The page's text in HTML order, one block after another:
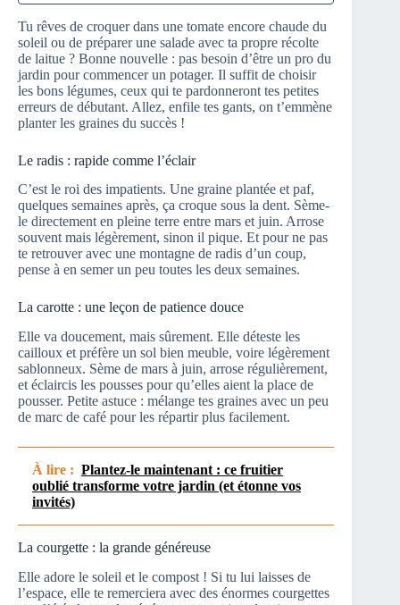
Tu rêves de croquer dans une tomate encore chaude du
soleil ou de préparer une salade avec ta propre récolte
de laitue ? Bonne nouvelle : pas besoin d’être un pro du
jardin pour commencer un potager. Il suffit de choisir
les bons légumes, ceux qui te pardonneront tes petites
erreurs de débutant. Allez, enfile tes gants, on t’emmène
planter les graines du succès !
Le radis : rapide comme l’éclair
C’est le roi des impatients. Une graine plantée et paf,
quelques semaines après, ça croque sous la dent. Sème-
le directement en pleine terre entre mars et juin. Arrose
souvent mais légèrement, sinon il pique. Et pour ne pas
te retrouver avec une montagne de radis d’un coup,
pense à en semer un peu toutes les deux semaines.
La carotte : une leçon de patience douce
Elle va doucement, mais sûrement. Elle déteste les
cailloux et préfère un sol bien meuble, voire légèrement
sablonneux. Sème de mars à juin, arrose régulièrement,
et éclaircis les pousses pour qu’elles aient la place de
pousser. Petite astuce : mélange tes graines avec un peu
de marc de café pour les répartir plus facilement.
À lire : Plantez-le maintenant : ce fruitier
oublié transforme votre jardin (et étonne vos
invités)
La courgette : la grande généreuse
Elle adore le soleil et le compost ! Si tu lui laisses de
l’espace, elle te remerciera avec des énormes courgettes